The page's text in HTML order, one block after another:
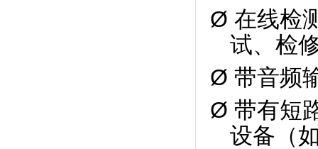
Ø 在线检
试、检
Ø 带音频
Ø 带有短
设备（